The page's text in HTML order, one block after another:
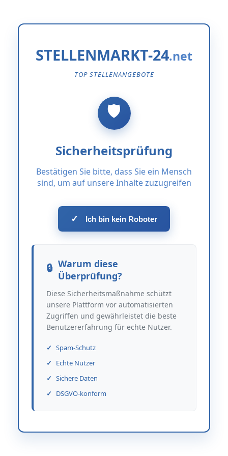
STELLENMARKT-24
TOP STELLENANGEBOTE
Sicherheitsprüfung
Bestätigen Sie bitte, dass Sie ein Mensch
sind, um auf unsere Inhalte zuzugreifen
✓ Ich bin kein Roboter
Warum diese
Überprüfung?
Diese Sicherheitsmaßnahme schützt
unsere Plattform vor automatisierten
Zugriffen und gewährleistet die beste
Benutzererfahrung für echte Nutzer.
Spam-Schutz
Echte Nutzer
Sichere Daten
DSGVO-konform